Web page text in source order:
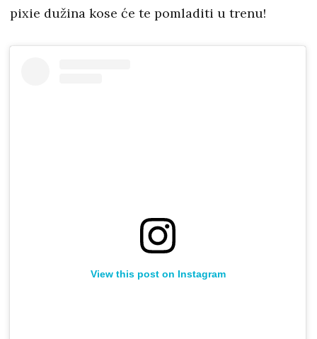
pixie dužina kose će te pomladiti u trenu!
View this post on Instagram